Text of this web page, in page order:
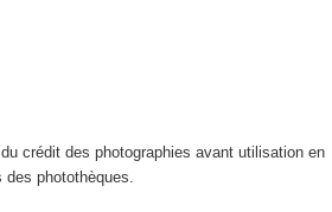
crédit des photographies avant utilisation en
photothèques.